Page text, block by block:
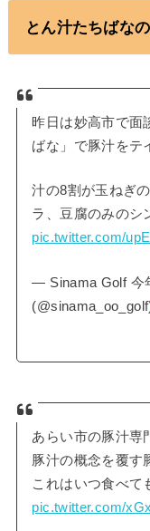
とん汁たちばな
昨日は妙高市で面
ばな」で豚汁をテ
汁の8割が玉ねぎ
ラ、豆腐のみのシ
pic.twitter.com/
— Sinama Golf 今
あらい市の豚汁専
豚汁の概念を覆す
これはいつ食べて
pic.twitter.com/